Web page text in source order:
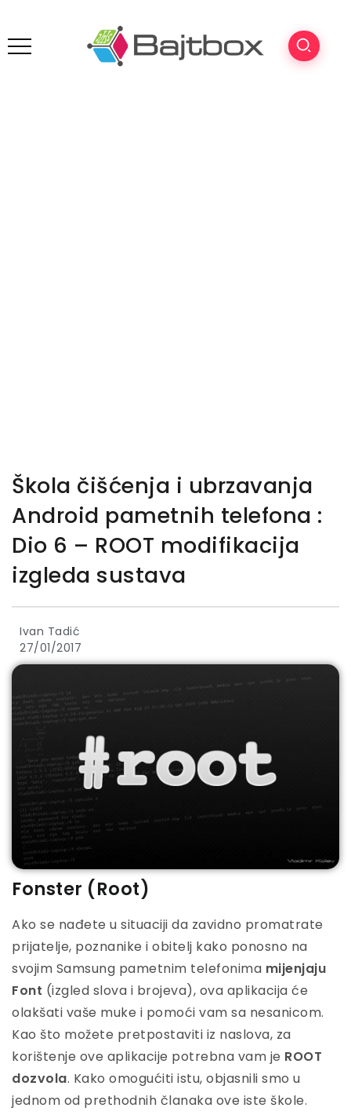
Škola čišćenja i ubrzavanja
Android pametnih telefona :
Dio 6 – ROOT modifikacija
izgleda sustava
Ivan Tadić
27/01/2017
Fonster (Root)
Ako se nađete u situaciji da zavidno promatrate
prijatelje, poznanike i obitelj kako ponosno na
svojim Samsung pametnim telefonima mijenjaju
Font (izgled slova i brojeva), ova aplikacija će
olakšati vaše muke i pomoći vam sa nesanicom.
Kao što možete pretpostaviti iz naslova, za
korištenje ove aplikacije potrebna vam je ROOT
dozvola. Kako omogućiti istu, objasnili smo u
jednom od prethodnih članaka ove iste škole.